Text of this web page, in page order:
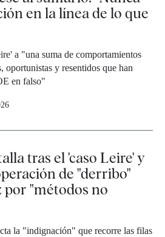
en la línea de lo que
a "una suma de comportamientos
oportunistas y resentidos que han
en falso"
tras el 'caso Leire' y
de "derribo"
por "métodos no
la "indignación" que recorre las filas